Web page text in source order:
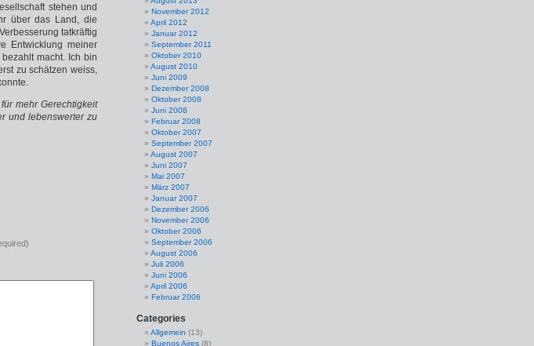
stehen und
über das Land, die
tatkräftig
Entwicklung meiner
macht. Ich bin
zu schätzen weiss,
mehr Gerechtigkeit
und lebenswerter zu
November 2012
April 2012
Januar 2012
September 2011
Oktober 2010
August 2010
Juni 2009
Dezember 2008
Oktober 2008
Juni 2008
Februar 2008
Oktober 2007
September 2007
August 2007
Juni 2007
Mai 2007
März 2007
Januar 2007
Dezember 2006
November 2006
Oktober 2006
September 2006
August 2006
Juli 2006
Juni 2006
April 2006
Februar 2006
Categories
Allgemein (13)
Buenos Aires (8)